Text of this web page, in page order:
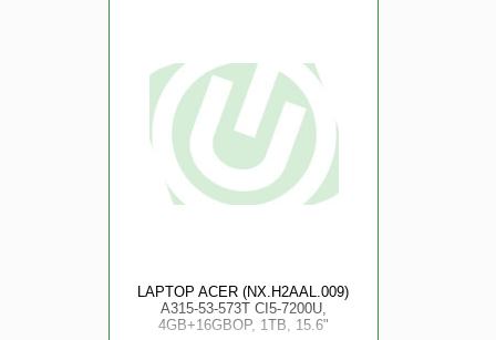
LAPTOP ACER (NX.H2AAL.009)
A315-53-573T CI5-7200U,
4GB+16GBOP, 1TB, 15.6"